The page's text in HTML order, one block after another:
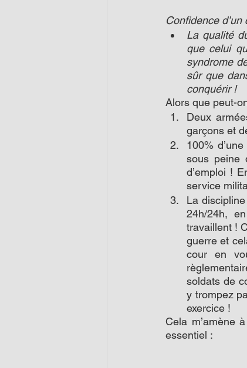
Confidence
La qualité
que celui
syndrome
sûr que
conquérir !
Alors que peut-
Deux
garçons et
100%
sous peine
d’emploi !
service
La
24h/24h,
travaillent !
guerre et
cour en
soldats de
y trompez
exercice !
Cela m’amène
essentiel :